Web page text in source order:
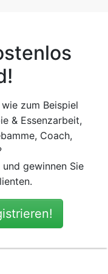
zum Beispiel
& Essenzarbeit,
Coach,
gewinnen Sie